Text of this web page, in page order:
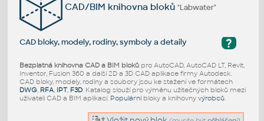
CAD/BIM knihovna bloků"Labwater"
?
CAD bloky, modely, rodiny, symboly a detaily
Bezplatná knihovna CAD a BIM blokůpro AutoCAD, AutoCAD LT, Revit,
Inventor, Fusion 360 a další 2D a 3D CAD aplikace firmy Autodesk.
CAD bloky, modely, rodiny a soubory jsou ke stažení ve formátech
DWG, RFA, IPT, F3D. Katalog slouží pro výměnu užitečných bloků mezi
uživateli CAD a BIM aplikací. Populárníbloky a knihovny výrobců.